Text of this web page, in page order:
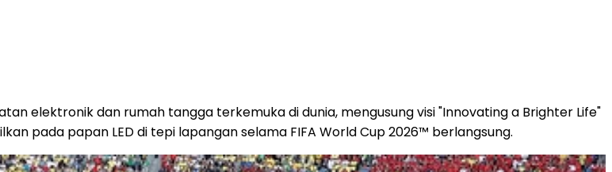
elektronik dan rumah tangga terkemuka di dunia, mengusung visi "Innovating a Brighter Life"
pada papan LED di tepi lapangan selama FIFA World Cup 2026™ berlangsung.